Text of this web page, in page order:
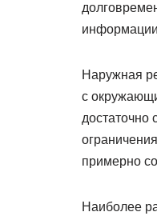
Наружная
с
примерно
Наиболее